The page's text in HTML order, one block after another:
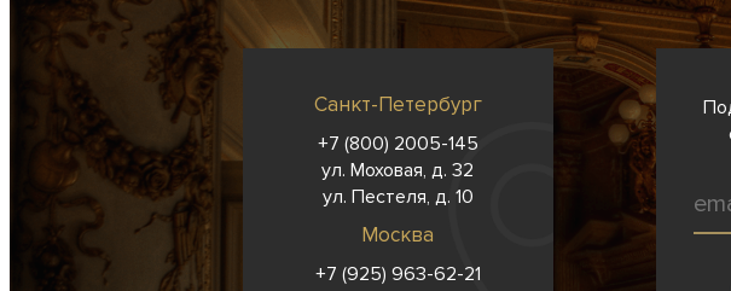
Санкт-Петербург
+7 (800) 2005-145
ул. Моховая, д. 32
ул. Пестеля, д. 10
Москва
+7 (925) 963-62-21